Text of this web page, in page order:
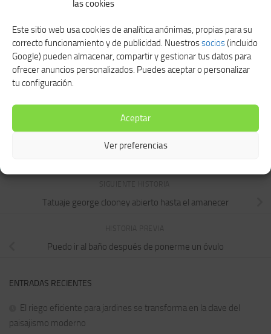
las cookies
Este sitio web usa cookies de analítica anónimas, propias para su
correcto funcionamiento y de publicidad. Nuestrossocios(incluido
Google) pueden almacenar, compartir y gestionar tus datos para
ofrecer anuncios personalizados. Puedes aceptar o personalizar
tu configuración.
Aceptar
Ver preferencias
Django desencadenado
pelicula en castellano
FEBRERO 8, 2021
Just for laughs gags reparto
ABRIL 4, 2021
Tatuaje george clooney abierto hasta el amanecer
Puedo ir al baño después de ponerme un óvulo
ENTRADAS RECIENTES
El riego eficiente para jardines se transforma en la clave del
paisajismo moderno